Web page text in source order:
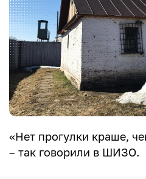
«Нет прогулки краше,
– так говорили в ШИЗО.